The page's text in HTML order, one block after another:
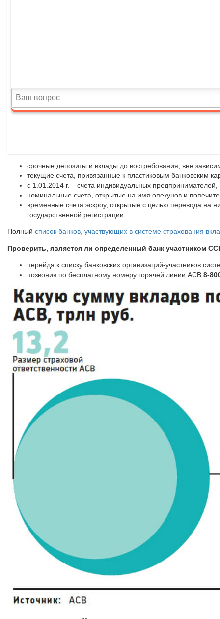
срочные депозиты и вклады до востребования, вне
текущие счета, привязанные к пластиковым банковским
с 1.01.2014 г. – счета индивидуальных
номинальные счета, открытые на имя опекунов и
временные счета эскроу, открытые с целью перевода на
государственной регистрации.
Полный список банков, участвующих в системе страхования
Проверить, является ли определенный банк участником
перейдя к списку банковских организаций-участников
позвонив по бесплатному номеру горячей линии АСВ 8-